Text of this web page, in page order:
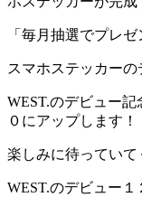
「毎月抽選でプレ
スマホステッカーの
WEST.のデビュー
０にアップします！
楽しみに待っていて
WEST.のデビュー